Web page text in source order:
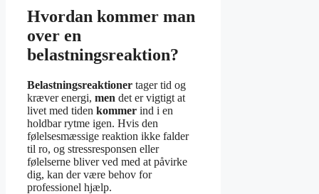
Hvordan kommer man
over en
belastningsreaktion?
Belastningsreaktioner tager tid og
kræver energi, men det er vigtigt at
livet med tiden kommer ind i en
holdbar rytme igen. Hvis den
følelsesmæssige reaktion ikke falder
til ro, og stressresponsen eller
følelserne bliver ved med at påvirke
dig, kan der være behov for
professionel hjælp.